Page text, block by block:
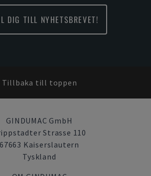
DIG TILL NYHETSBREVET!
Tillbaka till toppen
GINDUMAC GmbH
Strasse 110
67663 Kaiserslautern
Tyskland